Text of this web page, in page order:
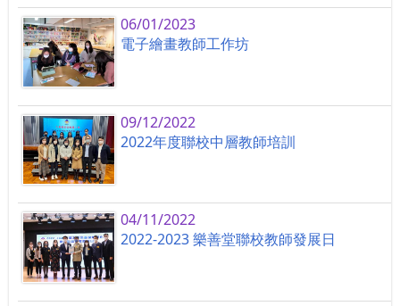
06/01/2023
電子繪畫教師工作坊
09/12/2022
2022年度聯校中層教師培訓
04/11/2022
2022-2023 樂善堂聯校教師發展日